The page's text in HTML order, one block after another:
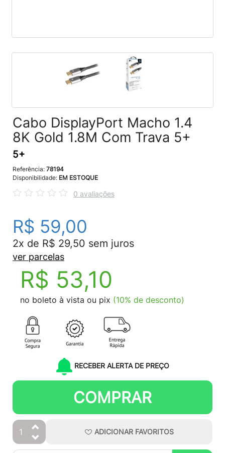
Cabo DisplayPort Macho 1.4
8K Gold 1.8M Com Trava 5+
5+
Referência: 78194
Disponibilidade: EM ESTOQUE
0 avaliações
R$ 59,00
2x de R$ 29,50 sem juros
ver parcelas
R$ 53,10
no boleto à vista ou pix (10% de desconto)
RECEBER ALERTA DE PREÇO
COMPRAR
ADICIONAR FAVORITOS